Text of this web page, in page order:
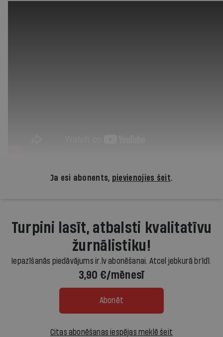
Ja esi abonents, pievienojies šeit.
Turpini lasīt, atbalsti kvalitatīvu
žurnālistiku!
Iepazīšanās piedāvājums ir.lv abonēšanai. Atcel jebkurā brīdī.
3,90 €/mēnesī
Abonēt
Citas abonēšanas iespējas meklē šeit